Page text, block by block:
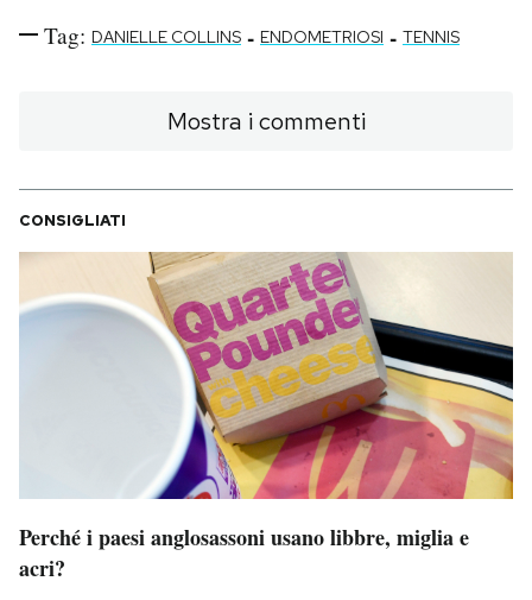
Tag: DANIELLE COLLINS - ENDOMETRIOSI - TENNIS
Mostra i commenti
CONSIGLIATI
Perché i paesi anglosassoni usano libbre, miglia e
acri?